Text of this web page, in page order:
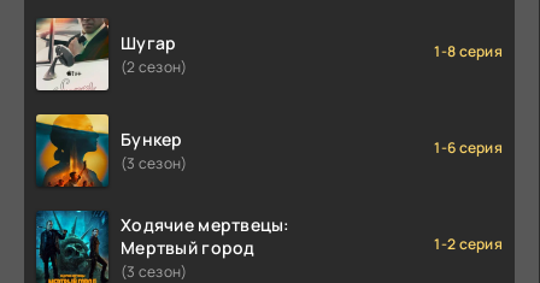
Шугар
(2 сезон)
1-8 серия
Бункер
(3 сезон)
1-6 серия
Ходячие мертвецы:
Мертвый город
(3 сезон)
1-2 серия